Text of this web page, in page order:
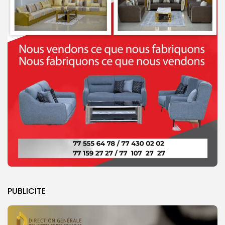
PUBLICITE